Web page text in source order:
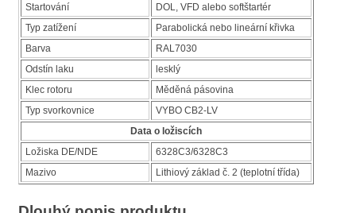
Startování
DOL, VFD alebo softštartér
Typ zatížení
Parabolická nebo lineární křivka
Barva
RAL7030
Odstín laku
lesklý
Klec rotoru
Měděná pásovina
Typ svorkovnice
VYBO CB2-LV
Data o ložiscích
Ložiska DE/NDE
6328C3/6328C3
Mazivo
Lithiový základ č. 2 (teplotní třída)